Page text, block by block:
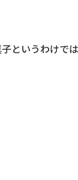
というわけで